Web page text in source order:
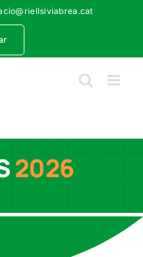
2026